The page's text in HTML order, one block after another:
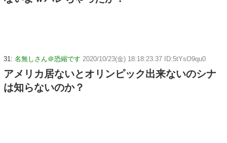
31: 名無しさん＠恐縮です 2020/10/23(金) 18:18:23.37 ID:5tYsO9qu0
アメリカ居ないとオリンピック出来ないのシナ
は知らないのか？